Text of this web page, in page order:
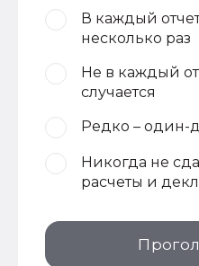
В каждый
несколько раз
Не в каждый
случается
Редко – один-
Никогда не
расчеты и